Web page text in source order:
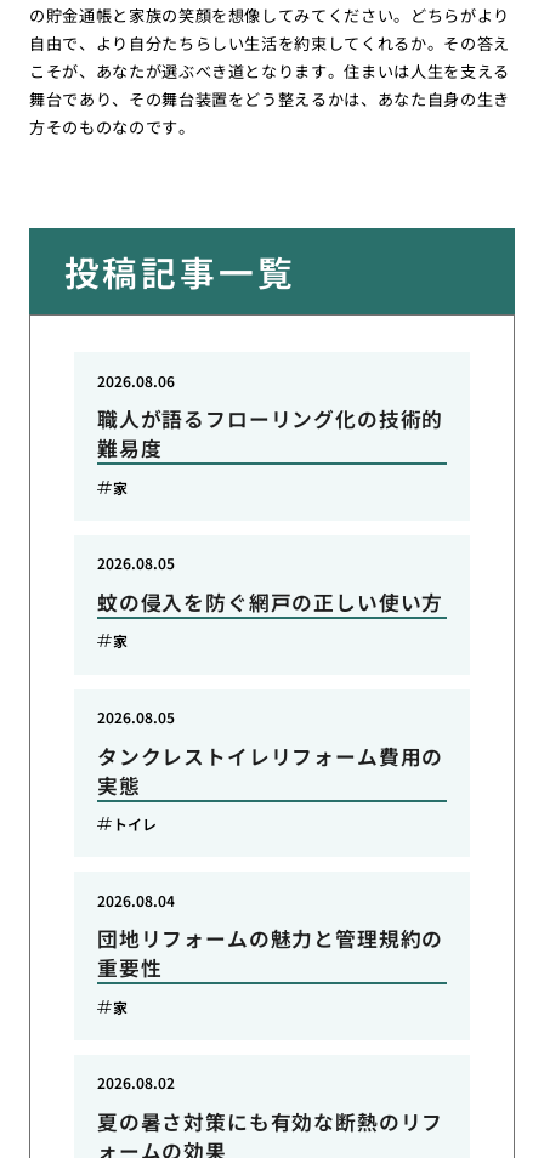
の貯金通帳と家族の笑顔を想像してみてください。どちらがより
自由で、より自分たちらしい生活を約束してくれるか。その答え
こそが、あなたが選ぶべき道となります。住まいは人生を支える
舞台であり、その舞台装置をどう整えるかは、あなた自身の生き
方そのものなのです。
投稿記事一覧
職人が語るフローリング化の技術的
難易度
2026.08.06
家
蚊の侵入を防ぐ網戸の正しい使い方
2026.08.05
家
タンクレストイレリフォーム費用の
実態
2026.08.05
トイレ
団地リフォームの魅力と管理規約の
重要性
2026.08.04
家
夏の暑さ対策にも有効な断熱のリフ
ォームの効果
2026.08.02